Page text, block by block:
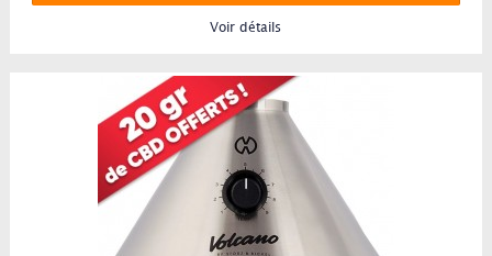
Voir détails